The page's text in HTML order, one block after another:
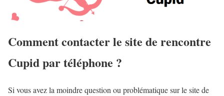
Comment contacter le site de rencontre
Cupid par téléphone ?
Si vous avez la moindre question ou problématique sur le site de